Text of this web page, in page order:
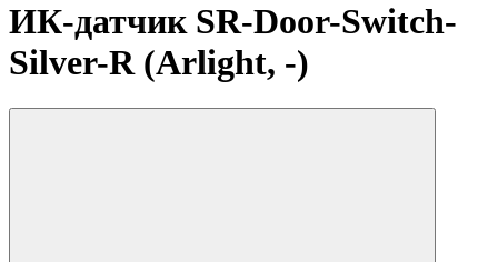
ИК-датчик SR-Door-Switch-
Silver-R (Arlight, -)